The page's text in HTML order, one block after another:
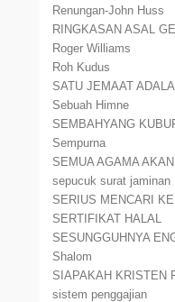
Renungan-John Huss
RINGKASAN ASAL
Roger Williams
Roh Kudus
SATU JEMAAT
Sebuah Himne
SEMBAHYANG
Sempurna
SEMUA AGAMA
sepucuk surat jaminan
SERIUS MENCARI
SERTIFIKAT HALAL
SESUNGGUHNYA
Shalom
SIAPAKAH KRISTEN
sistem penggajian